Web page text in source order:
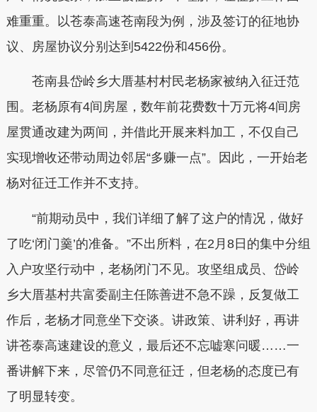
难重重。以苍泰高速苍南段为例，涉及签订的征地协
议、房屋协议分别达到5422份和456份。
苍南县岱岭乡大厝基村村民老杨家被纳入征迁范
围。老杨原有4间房屋，数年前花费数十万元将4间房
屋贯通改建为两间，并借此开展来料加工，不仅自己
实现增收还带动周边邻居“多赚一点”。因此，一开始老
杨对征迁工作并不支持。
“前期动员中，我们详细了解了这户的情况，做好
了吃‘闭门羹’的准备。”不出所料，在2月8日的集中分组
入户攻坚行动中，老杨闭门不见。攻坚组成员、岱岭
乡大厝基村共富委副主任陈善进不急不躁，反复做工
作后，老杨才同意坐下交谈。讲政策、讲利好，再讲
讲苍泰高速建设的意义，最后还不忘嘘寒问暖……一
番讲解下来，尽管仍不同意征迁，但老杨的态度已有
了明显转变。